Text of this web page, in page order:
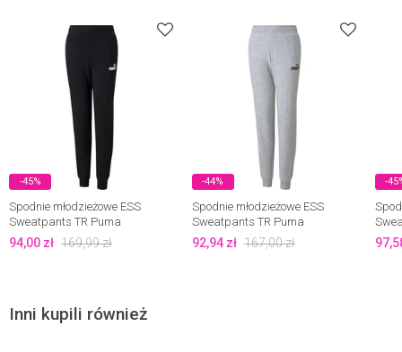
-45%
Spodnie młodzieżowe ESS
Sweatpants TR Puma
94,00 zł 169,99zł
-44%
Spodnie młodzieżowe ESS
Sweatpants TR Puma
92,94zł 167,00zł
-
Inni kupili również